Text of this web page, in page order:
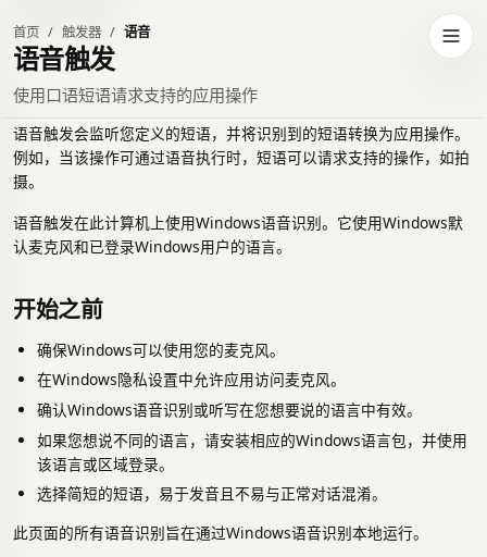
打开
深色主题
首页 触发器 语音
语音触发
使用口语短语请求支持的应用操作
语音触发会监听您定义的短语，并将识别到的短语转换为应用操作。
例如，当该操作可通过语音执行时，短语可以请求支持的操作，如拍
摄。
语音触发在此计算机上使用Windows语音识别。它使用Windows默
认麦克风和已登录Windows用户的语言。
开始之前
确保Windows可以使用您的麦克风。
在Windows隐私设置中允许应用访问麦克风。
确认Windows语音识别或听写在您想要说的语言中有效。
如果您想说不同的语言，请安装相应的Windows语言包，并使用
该语言或区域登录。
选择简短的短语，易于发音且不易与正常对话混淆。
此页面的所有语音识别旨在通过Windows语音识别本地运行。